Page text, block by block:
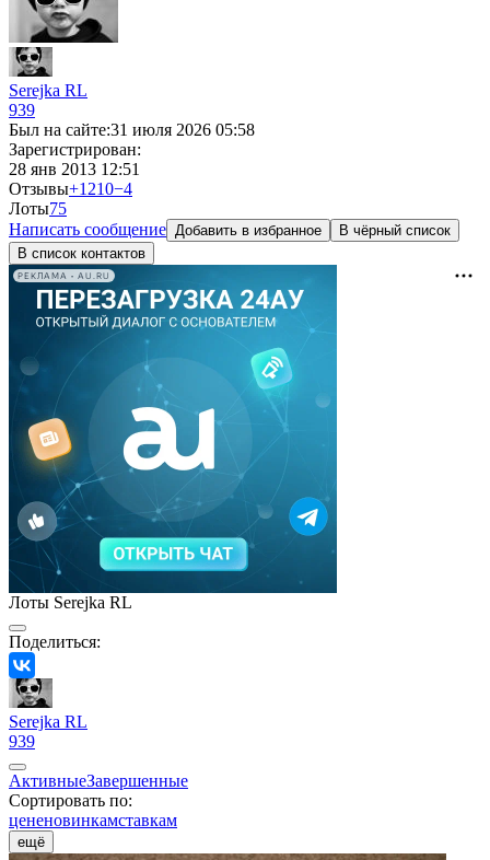
Serejka RL
939
Был на сайте:31 июля 2026 05:58
Зарегистрирован:
28 янв 2013 12:51
Отзывы+1210−4
Лоты75
Написать сообщение Добавить в избранное
В чёрный список
В список контактов
РЕКЛАМА • AU.RU
Лоты Serejka RL
Поделиться:
Serejka RL
939
АктивныеЗавершенные
Сортировать по:
цененовинкамставкам
ещё